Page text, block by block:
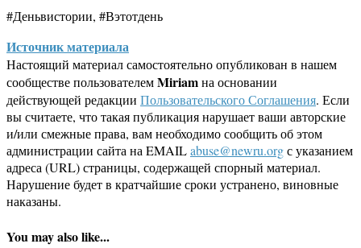
#Деньвистории, #Вэтотдень
Источник материала
Настоящий материал самостоятельно опубликован в нашем
сообществе пользователемMiriamна основании
действующей редакции Пользовательского Соглашения. Если
вы считаете, что такая публикация нарушает ваши авторские
и/или смежные права, вам необходимо сообщить об этом
администрации сайта на EMAILabuse@newru.orgс указанием
адреса (URL) страницы, содержащей спорный материал.
Нарушение будет в кратчайшие сроки устранено, виновные
наказаны.
You may also like...